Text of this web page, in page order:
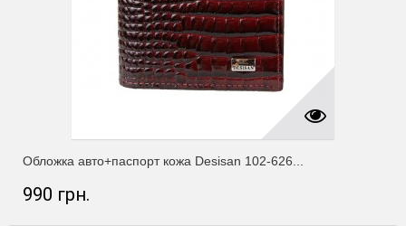
Обложка авто+паспорт кожа Desisan 102-626...
990 грн.